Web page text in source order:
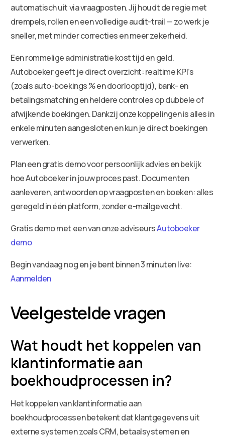
automatisch uit via vraagposten. Jij houdt de regie met
drempels, rollen en een volledige audit-trail — zo werk je
sneller, met minder correcties en meer zekerheid.
Een rommelige administratie kost tijd en geld.
Autoboeker geeft je direct overzicht: realtime KPI’s
(zoals auto-boekings % en doorlooptijd), bank- en
betalingsmatching en heldere controles op dubbele of
afwijkende boekingen. Dankzij onze koppelingen is alles in
enkele minuten aangesloten en kun je direct boekingen
verwerken.
Plan een gratis demo voor persoonlijk advies en bekijk
hoe Autoboeker in jouw proces past. Documenten
aanleveren, antwoorden op vraagposten en boeken: alles
geregeld in één platform, zonder e-mailgevecht.
Gratis demo met een van onze adviseursAutoboeker
demo
Begin vandaag nog en je bent binnen 3 minuten live:
Aanmelden
Veelgestelde vragen
Wat houdt het koppelen van
klantinformatie aan
boekhoudprocessen in?
Het koppelen van klantinformatie aan
boekhoudprocessen betekent dat klantgegevens uit
externe systemen zoals CRM, betaalsystemen en